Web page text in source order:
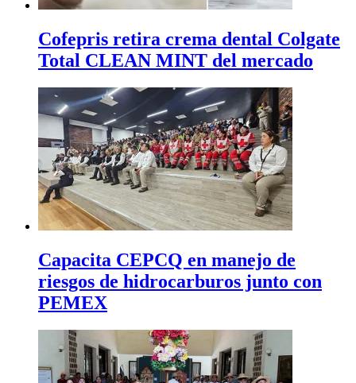
Cofepris retira crema dental Colgate
Total CLEAN MINT del mercado
Capacita CEPCQ en manejo de
riesgos de hidrocarburos junto con
PEMEX